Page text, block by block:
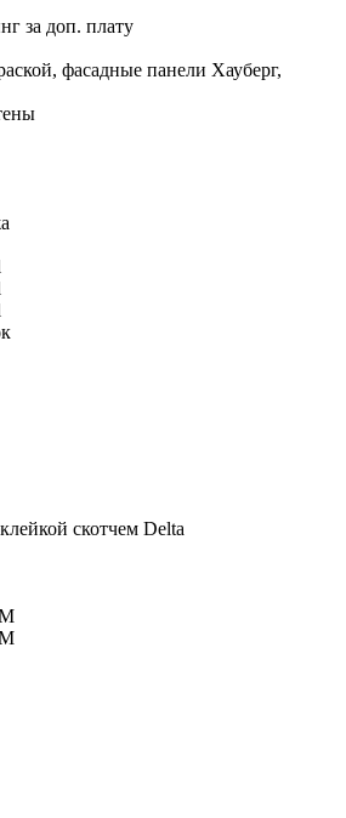
за доп. плату
фасадные панели Хауберг,
скотчем Delta